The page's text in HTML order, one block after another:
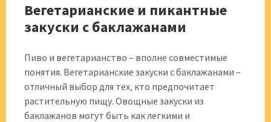
Вегетарианские и пикантные
закуски с баклажанами
Пиво и вегетарианство – вполне совместимые
понятия. Вегетарианские закуски с баклажанами –
отличный выбор для тех‚ кто предпочитает
растительную пищу. Овощные закуски из
баклажанов могут быть как легкими и